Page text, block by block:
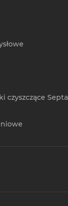
czyszczące Septa